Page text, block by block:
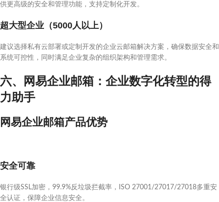
供更高级的安全和管理功能，支持定制化开发。
超大型企业（5000人以上）
建议选择私有云部署或定制开发的企业云邮箱解决方案，确保数据安全和
系统可控性，同时满足企业复杂的组织架构和管理需求。
六、网易企业邮箱：企业数字化转型的得
力助手
网易企业邮箱产品优势
安全可靠
银行级SSL加密，99.9%反垃圾拦截率，ISO 27001/27017/27018多重安
全认证，保障企业信息安全。